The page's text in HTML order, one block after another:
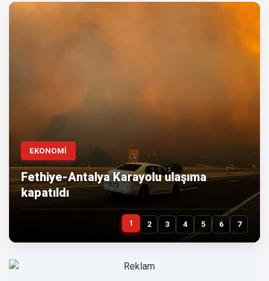
EKONOMİ
Fethiye-Antalya Karayolu ulaşıma
kapatıldı
1 2 3 4 5 6 7